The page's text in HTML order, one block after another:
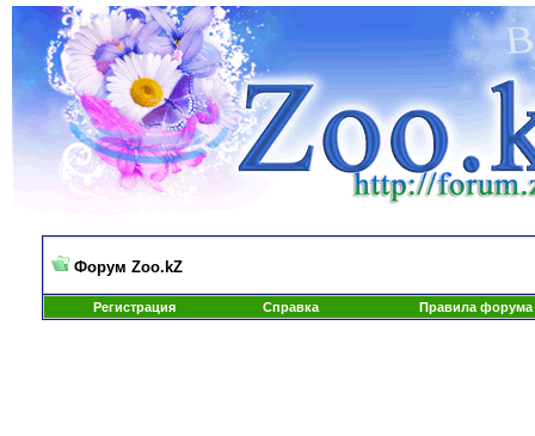
Форум Zoo.kZ
Регистрация Справка Правила форума